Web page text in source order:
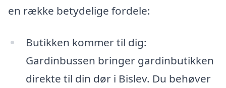
en række betydelige fordele:
Butikken kommer til dig:
Gardinbussen bringer gardinbutikken
direkte til din dør i Bislev. Du behøver